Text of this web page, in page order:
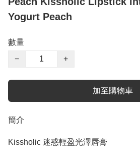
Yogurt Peach
數量
−
+
加至購物車
簡介
Kissholic 迷惑輕盈光澤唇膏